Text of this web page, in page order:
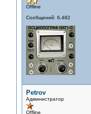
Offline
Сообщений: 6,482
Petrov
Администратор
Offline